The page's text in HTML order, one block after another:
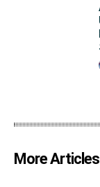
More